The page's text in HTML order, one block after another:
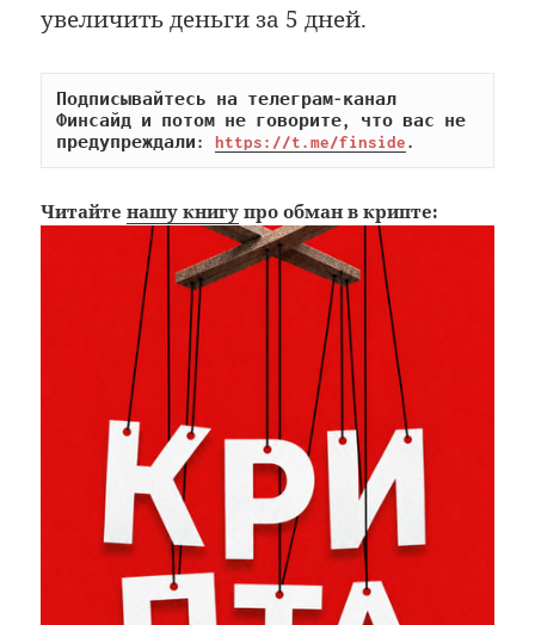
увеличить деньги за 5 дней.
Подписывайтесь на телеграм-канал
Финсайд и потом не говорите, что вас не
предупреждали: https://t.me/finside.
Читайтенашу книгу про обман в крипте: